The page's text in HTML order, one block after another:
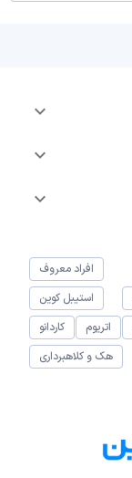
افراد معروف
استیبل کوین
اتریوم
کاردانو
هک و کلاهبرداری